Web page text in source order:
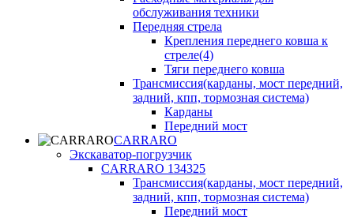
обслуживания техники
Передняя стрела
Крепления переднего ковша к
стреле(4)
Тяги переднего ковша
Трансмиссия(карданы, мост передний,
задний, кпп, тормозная система)
Карданы
Передний мост
CARRARO
Экскаватор-погрузчик
CARRARO 134325
Трансмиссия(карданы, мост передний,
задний, кпп, тормозная система)
Передний мост